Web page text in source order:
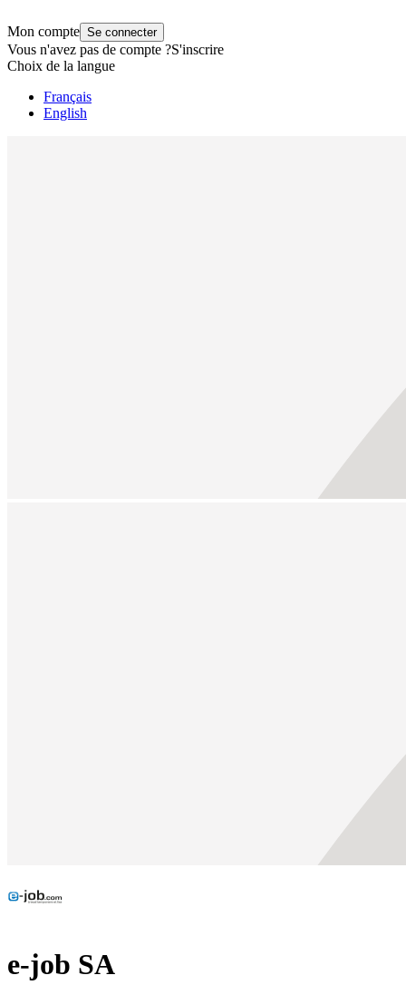
Mon compte Se connecter
Vous n'avez pas de compte ?S'inscrire
Choix de la langue
Français
English
e-job SA